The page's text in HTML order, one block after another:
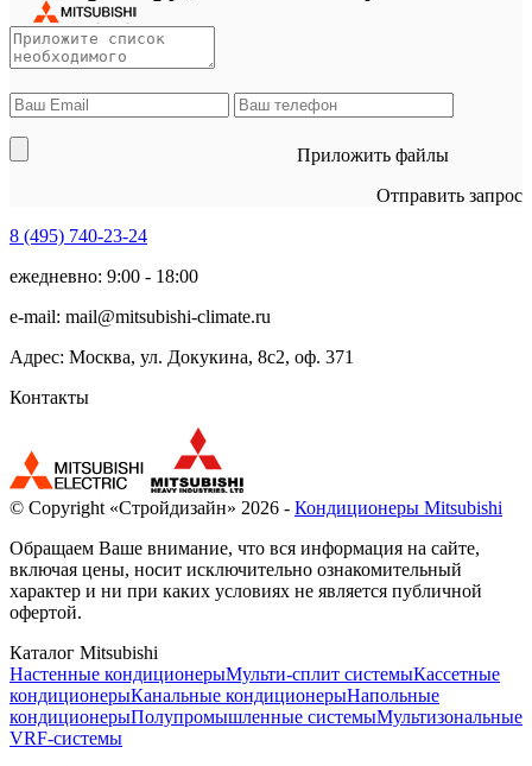
Приложить файлы
Отправить запрос
8 (495) 740-23-24
ежедневно: 9:00 - 18:00
e-mail: mail@mitsubishi-climate.ru
Адрес: Москва, ул. Докукина, 8с2, оф. 371
Контакты
© Copyright «Стройдизайн» 2026 - Кондиционеры Mitsubishi
Обращаем Ваше внимание, что вся информация на сайте,
включая цены, носит исключительно ознакомительный
характер и ни при каких условиях не является публичной
офертой.
Каталог Mitsubishi
Настенные кондиционерыМульти-сплит системыКассетные
кондиционерыКанальные кондиционерыНапольные
кондиционерыПолупромышленные системыМультизональные
VRF-системы